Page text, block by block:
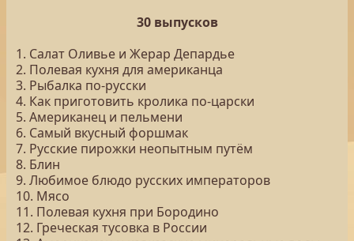
30 выпусков
1. Салат Оливье и Жерар Депардье
2. Полевая кухня для американца
3. Рыбалка по-русски
4. Как приготовить кролика по-царски
5. Американец и пельмени
6. Самый вкусный форшмак
7. Русские пирожки неопытным путём
8. Блин
9. Любимое блюдо русских императоров
10. Мясо
11. Полевая кухня при Бородино
12. Греческая тусовка в России